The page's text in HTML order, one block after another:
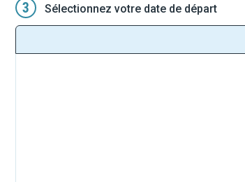
3 Sélectionnez votre date de départ